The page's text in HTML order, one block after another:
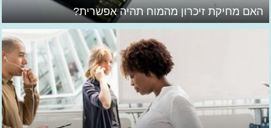
האם מחיקת זיכרון מהמוח תהיה אפשרית?